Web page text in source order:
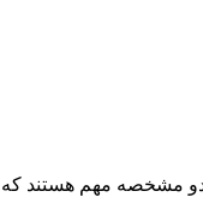
متر نیست.این نکته بعلاوه نکته ی وزن